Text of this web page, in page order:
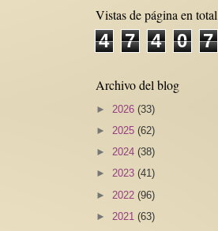
Vistas de página en total
4 7 4 0 7
Archivo del blog
► 2026 (33)
► 2025 (62)
► 2024 (38)
► 2023 (41)
► 2022 (96)
► 2021 (63)